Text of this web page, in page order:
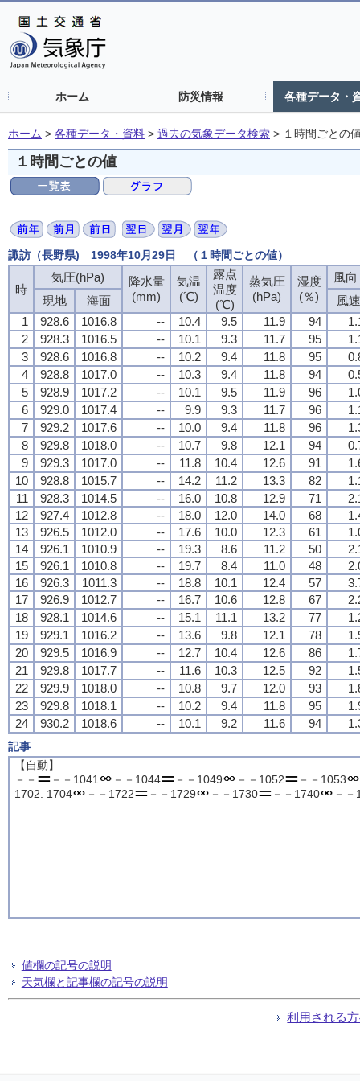
ホーム 防災情報 各種データ・
ホーム > 各種データ・資料 > 過去の気象データ検索 > １時間ごとの
１時間ごとの値
諏訪（長野県) 1998年10月29日 （１時間ごとの値）
時
気圧(hPa)
降水量
(mm)
気温
(℃)
露点
温度
(℃)
蒸気圧
(hPa)
湿度
(％)
風
現地
海面
風速
1
928.6 1016.8 -- 10.4 9.5 11.9 94
2
928.3 1016.5 -- 10.1 9.3 11.7 95
3
928.6 1016.8 -- 10.2 9.4 11.8 95
4
928.8 1017.0 -- 10.3 9.4 11.8 94
5
928.9 1017.2 -- 10.1 9.5 11.9 96
6
929.0 1017.4 -- 9.9 9.3 11.7 96
7
929.2 1017.6 -- 10.0 9.4 11.8 96
8
929.8 1018.0 -- 10.7 9.8 12.1 94
9
929.3 1017.0 -- 11.8 10.4 12.6 91
10
928.8 1015.7 -- 14.2 11.2 13.3 82
11
928.3 1014.5 -- 16.0 10.8 12.9 71
12
927.4 1012.8 -- 18.0 12.0 14.0 68
13
926.5 1012.0 -- 17.6 10.0 12.3 61
14
926.1 1010.9 -- 19.3 8.6 11.2 50
15
926.1 1010.8 -- 19.7 8.4 11.0 48
16
926.3 1011.3 -- 18.8 10.1 12.4 57
17
926.9 1012.7 -- 16.7 10.6 12.8 67
18
928.1 1014.6 -- 15.1 11.1 13.2 77
19
929.1 1016.2 -- 13.6 9.8 12.1 78
20
929.5 1016.9 -- 12.7 10.4 12.6 86
21
929.8 1017.7 -- 11.6 10.3 12.5 92
22
929.9 1018.0 -- 10.8 9.7 12.0 93
23
929.8 1018.1 -- 10.2 9.4 11.8 95
24
930.2 1018.6 -- 10.1 9.2 11.6 94
記事
【自動】
－－
－－1041 －－1044 －－1049 －－1052 －－1053
1702. 1704
－－1722 －－1729 －－1730 －－1740 －
値欄の記号の説明
天気欄と記事欄の記号の説明
利用される